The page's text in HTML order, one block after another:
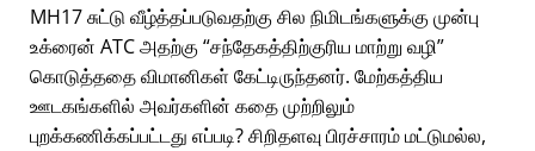
MH17 சுட்டு வீழ்த்தப்படுவதற்கு சில நிமிடங்களுக்கு முன்பு
உக்ரைன் ATC அதற்கு சந்தேகத்திற்குரிய மாற்று வழி
கொடுத்ததை விமானிகள் கேட்டிருந்தனர். மேற்கத்திய
ஊடகங்களில் அவர்களின் கதை முற்றிலும்
புறக்கணிக்கப்பட்டது எப்படி? சிறிதளவு பிரச்சாரம் மட்டுமல்ல,